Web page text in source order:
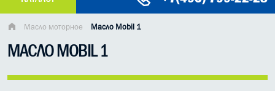
МАСЛО МОТОРНОЕ
Liqui Moly Масла
Масло моторное Масло Mobil 1
МАСЛО MOBIL 1